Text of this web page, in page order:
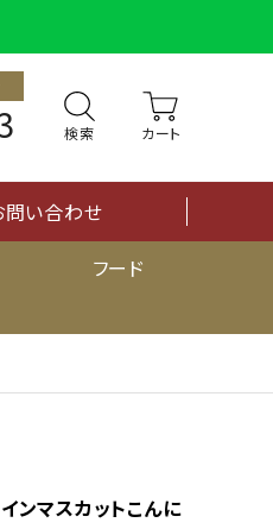
検索
問い合わせ
フード
ンマスカットこんに